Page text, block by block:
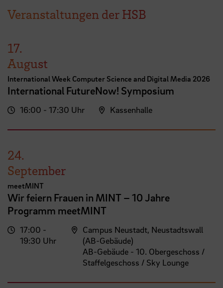
Veranstaltungen der HSB
17.
August
International Week Computer Science and Digital Media 2026
International FutureNow! Symposium
16:00 - 17:30 Uhr Kassenhalle
24.
September
meetMINT
Wir feiern Frauen in MINT – 10 Jahre
Programm meetMINT
17:00 -
19:30 Uhr
Campus Neustadt, Neustadtswall
(AB-Gebäude)
AB-Gebäude - 10. Obergeschoss /
Staffelgeschoss / Sky Lounge